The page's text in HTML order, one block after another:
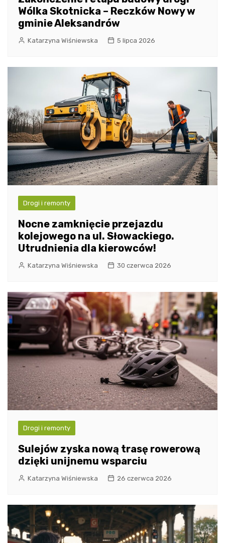
Wólka Skotnicka – Reczków Nowy w
gminie Aleksandrów
Katarzyna Wiśniewska 5 lipca 2026
Drogi i remonty
Nocne zamknięcie przejazdu
kolejowego na ul. Słowackiego.
Utrudnienia dla kierowców!
Katarzyna Wiśniewska 30 czerwca 2026
Drogi i remonty
Sulejów zyska nową trasę rowerową
dzięki unijnemu wsparciu
Katarzyna Wiśniewska 26 czerwca 2026